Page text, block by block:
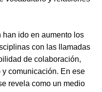
ido en aumento los
con las llamadas
de colaboración,
comunicación. En ese
revela como un medio